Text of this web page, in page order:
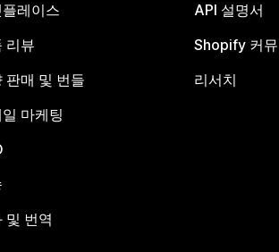
레이스
리뷰
판매 및 번들
마케팅
및 번역
API 설명서
Shopify 커
리서치